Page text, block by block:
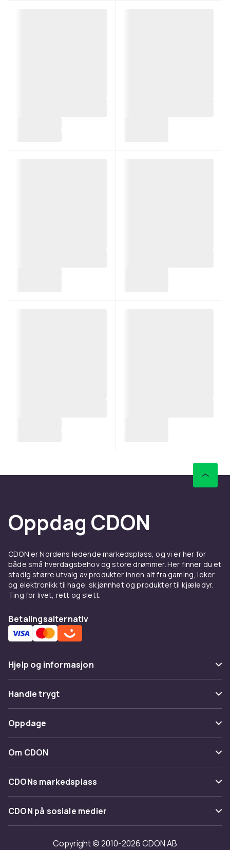
Oppdag CDON
CDON er Nordens ledende markedsplass, og vi er her for
både små hverdagsbehov og store drømmer. Her finner du et
stadig større utvalg av produkter innen alt fra gaming, leker
og elektronikk til hage, skjønnhet og produkter til kjæledyr.
Ting for livet, rett og slett.
Betalingsalternativ
Hjelp og informasjon
Vanlige spørsmål
Spor pakke
Angre & returner her
Kontakt oss
Handle trygt
Betaling
Levering
Tilbakekallinger
Oppdage
Kategorier
Varemerker
Om CDON
Om oss
Kundeanmeldelser
Jobbe på CDON
Investor relations
CDONs markedsplass
Merchant Help Center
CDON på sosiale medier
Copyright © 2010-2026 CDON AB